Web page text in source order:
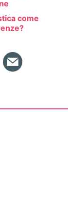
come